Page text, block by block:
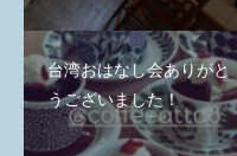
台湾おはなし会ありがと
うございました！